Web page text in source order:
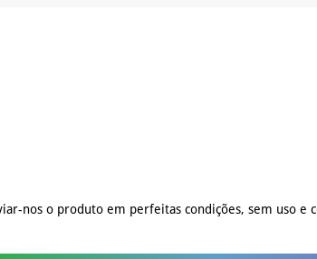
nos o produto em perfeitas condições, sem uso e